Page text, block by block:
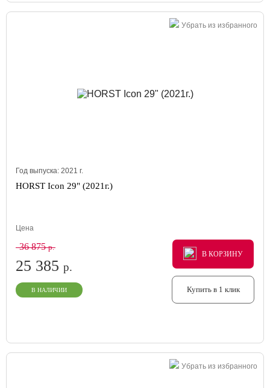
Убрать из избранного
Год выпуска: 2021 г.
HORST Icon 29" (2021г.)
Цена
36 875р.
25 385 р.
В НАЛИЧИИ
В КОРЗИНУ
В КОРЗИНУ
В КОРЗИНУ
Купить в 1 клик
Убрать из избранного